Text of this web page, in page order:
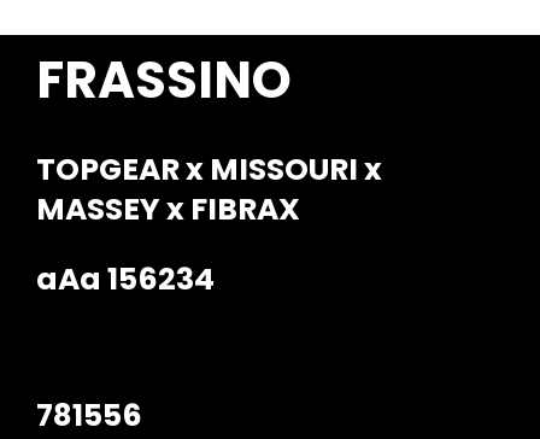
FRASSINO
TOPGEAR x MISSOURI x
MASSEY x FIBRAX
aAa 156234
781556